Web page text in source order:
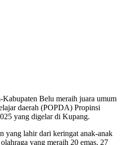
Belu meraih juara umum
daerah (POPDA) Propinsi
yang digelar di Kupang.
yang lahir dari keringat anak-anak
yang meraih 20 emas, 27